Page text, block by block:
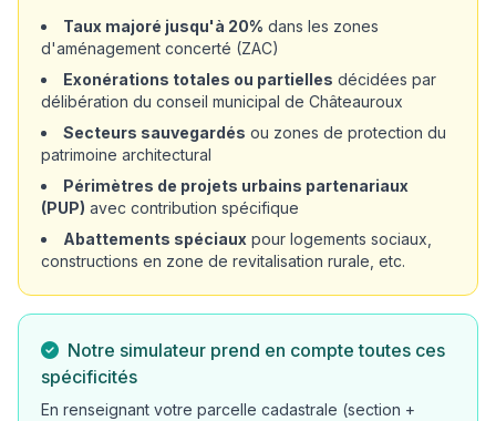
Taux majoré jusqu'à 20% dans les zones
d'aménagement concerté (ZAC)
Exonérations totales ou partielles décidées par
délibération du conseil municipal de Châteauroux
Secteurs sauvegardés ou zones de protection du
patrimoine architectural
Périmètres de projets urbains partenariaux
(PUP) avec contribution spécifique
Abattements spéciaux pour logements sociaux,
constructions en zone de revitalisation rurale, etc.
Notre simulateur prend en compte toutes ces
spécificités
En renseignant votre parcelle cadastrale (section +